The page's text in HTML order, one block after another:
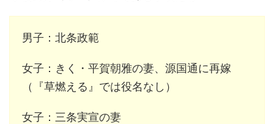
男子：北条政範
女子：きく・平賀朝雅の妻、源国通に再嫁
（『草燃える』では役名なし）
女子：三条実宣の妻